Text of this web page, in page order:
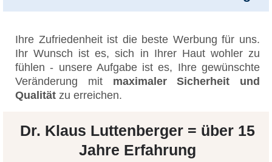
Ihre Zufriedenheit ist die beste Werbung für uns.
Ihr Wunsch ist es, sich in Ihrer Haut wohler zu
fühlen - unsere Aufgabe ist es, Ihre gewünschte
Veränderung mit maximaler Sicherheit und
Qualität zu erreichen.
Dr. Klaus Luttenberger = über 15
Jahre Erfahrung